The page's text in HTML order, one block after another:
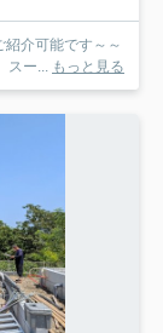
介可能です～～
ー...
もっと見る